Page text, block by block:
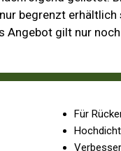
begrenzt
Angebot gilt nur
Für